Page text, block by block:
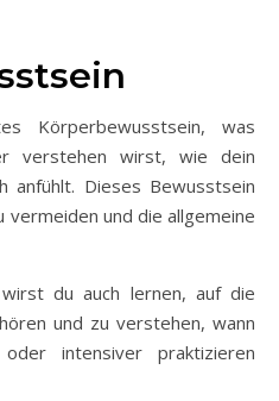
Körperbewusstsein, was
verstehen wirst, wie dein
anfühlt. Dieses Bewusstsein
vermeiden und die allgemeine
du auch lernen, auf die
und zu verstehen, wann
intensiver praktizieren